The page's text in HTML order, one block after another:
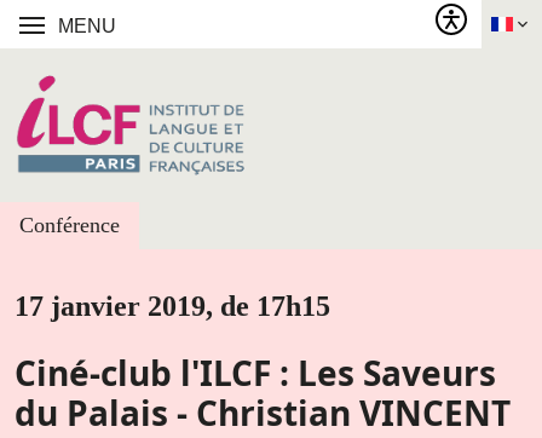
MENU
Conférence
17 janvier 2019, de 17h15
Ciné-club l'ILCF : Les Saveurs
du Palais - Christian VINCENT